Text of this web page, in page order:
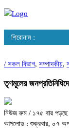
শিরোনাম :
/ সকল বিভাগ, সম্পাদকীয়,
তৃণমূলের
নিউজ রুম / ১৭৫ বার পড়ছে
আপলোড : শুক্রবার, ০৭